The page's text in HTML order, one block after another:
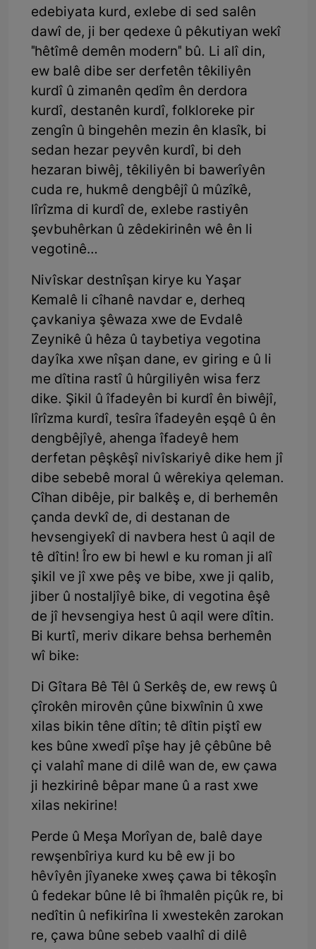
edebiyata kurd, exlebe di sed salên
dawî de, ji ber qedexe û pêkutiyan wekî
"hêtîmê demên modern" bû. Li alî din,
ew balê dibe ser derfetên têkiliyên
kurdî û zimanên qedîm ên derdora
kurdî, destanên kurdî, folkloreke pir
zengîn û bingehên mezin ên klasîk, bi
sedan hezar peyvên kurdî, bi deh
hezaran biwêj, têkiliyên bi bawerîyên
cuda re, hukmê dengbêjî û mûzîkê,
lîrîzma di kurdî de, exlebe rastiyên
şevbuhêrkan û zêdekirinên wê ên li
vegotinê…
Nivîskar destnîşan kirye ku Yaşar
Kemalê li cîhanê navdar e, derheq
çavkaniya şêwaza xwe de Evdalê
Zeynikê û hêza û taybetiya vegotina
dayîka xwe nîşan dane, ev giring e û li
me dîtina rastî û hûrgiliyên wisa ferz
dike. Şikil û îfadeyên bi kurdî ên biwêjî,
lîrîzma kurdî, tesîra îfadeyên eşqê û ên
dengbêjîyê, ahenga îfadeyê hem
derfetan pêşkêşî nivîskariyê dike hem jî
dibe sebebê moral û wêrekiya qeleman.
Cîhan dibêje, pir balkêş e, di berhemên
çanda devkî de, di destanan de
hevsengiyekî di navbera hest û aqil de
tê dîtin! Îro ew bi hewl e ku roman ji alî
şikil ve jî xwe pêş ve bibe, xwe ji qalib,
jiber û nostaljîyê bike, di vegotina êşê
de jî hevsengiya hest û aqil were dîtin.
Bi kurtî, meriv dikare behsa berhemên
wî bike:
Di Gîtara Bê Têl û Serkêş de, ew rewş û
çîrokên mirovên çûne bixwînin û xwe
xilas bikin têne dîtin; tê dîtin piştî ew
kes bûne xwedî pîşe hay jê çêbûne bê
çi valahî mane di dilê wan de, ew çawa
ji hezkirinê bêpar mane û a rast xwe
xilas nekirine!
Perde û Meşa Morîyan de, balê daye
rewşenbîriya kurd ku bê ew ji bo
hêvîyên jîyaneke xweş çawa bi têkoşîn
û fedekar bûne lê bi îhmalên piçûk re, bi
nedîtin û nefikirîna li xwestekên zarokan
re, çawa bûne sebeb vaalhî di dilê